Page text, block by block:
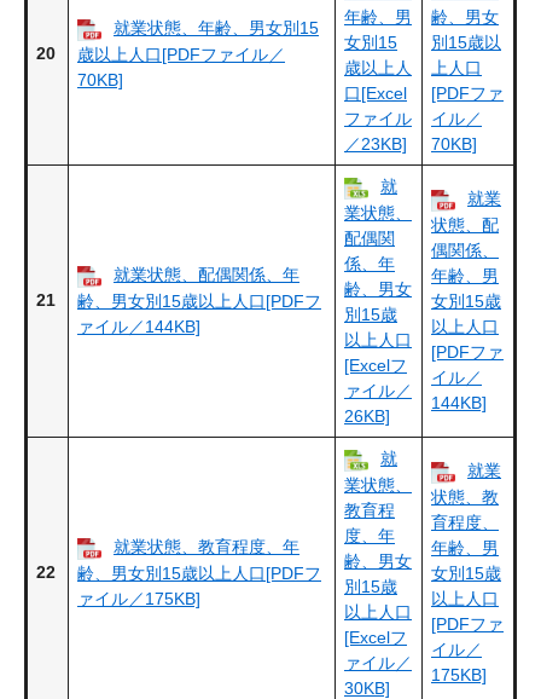
20
就業状態、年齢、男女別15
歳以上人口[PDFファイル／
70KB]
年齢、男
女別15
歳以上人
口[Excel
ファイル
／23KB]
齢、男女
別15歳以
上人口
[PDFファ
イル／
70KB]
21
就業状態、配偶関係、年
齢、男女別15歳以上人口[PDFフ
ァイル／144KB]
就
業状態、
配偶関
係、年
齢、男女
別15歳
以上人口
[Excelフ
ァイル／
26KB]
就業
状態、配
偶関係、
年齢、男
女別15歳
以上人口
[PDFファ
イル／
144KB]
22
就業状態、教育程度、年
齢、男女別15歳以上人口[PDFフ
ァイル／175KB]
就
業状態、
教育程
度、年
齢、男女
別15歳
以上人口
[Excelフ
ァイル／
30KB]
就業
状態、教
育程度、
年齢、男
女別15歳
以上人口
[PDFファ
イル／
175KB]